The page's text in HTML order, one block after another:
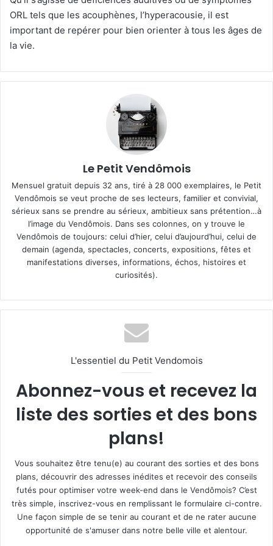
ORL tels que les acouphènes, l’hyperacousie, il est
important de repérer pour bien orienter à tous les âges de
la vie.
Le Petit Vendômois
Mensuel gratuit depuis 32 ans, tiré à 28 000 exemplaires, le Petit
Vendômois se veut proche de ses lecteurs, familier et convivial,
sérieux sans se prendre au sérieux, ambitieux sans prétention…à
l’image du Vendômois. Dans ses colonnes, on y trouve le
Vendômois de toujours: celui d’hier, celui d’aujourd’hui, celui de
demain (agenda, spectacles, concerts, expositions, fêtes et
manifestations diverses, informations, échos, histoires et
curiosités).
L'essentiel du Petit Vendomois
Abonnez-vous et recevez la
liste des sorties et des bons
plans!
Vous souhaitez être tenu(e) au courant des sorties et des bons
plans, découvrir des adresses inédites et recevoir des conseils
futés pour optimiser votre week-end dans le Vendômois? C’est
très simple, inscrivez-vous en remplissant le formulaire ci-contre.
Une façon simple de se tenir au courant et de ne rater aucune
opportunité de s'amuser dans notre belle ville et alentour.